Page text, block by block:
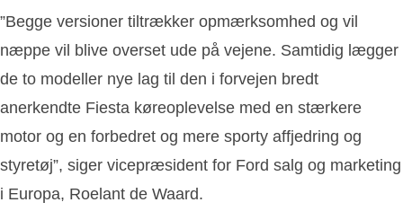
”Begge versioner tiltrækker opmærksomhed og vil
næppe vil blive overset ude på vejene. Samtidig lægger
de to modeller nye lag til den i forvejen bredt
anerkendte Fiesta køreoplevelse med en stærkere
motor og en forbedret og mere sporty affjedring og
styretøj”, siger vicepræsident for Ford salg og marketing
i Europa, Roelant de Waard.